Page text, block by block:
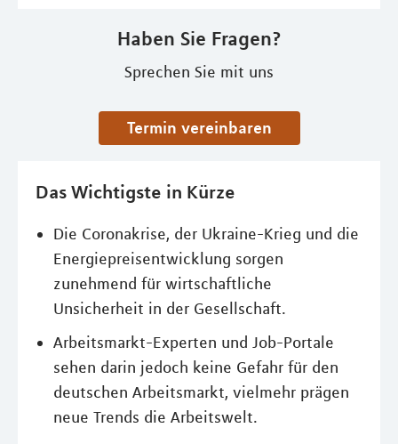
Haben Sie Fragen?
Sprechen Sie mit uns
Termin vereinbaren
Das Wichtigste in Kürze
Die Coronakrise, der Ukraine-Krieg und die
Energiepreisentwicklung sorgen
zunehmend für wirtschaftliche
Unsicherheit in der Gesellschaft.
Arbeitsmarkt-Experten und Job-Portale
sehen darin jedoch keine Gefahr für den
deutschen Arbeitsmarkt, vielmehr prägen
neue Trends die Arbeitswelt.